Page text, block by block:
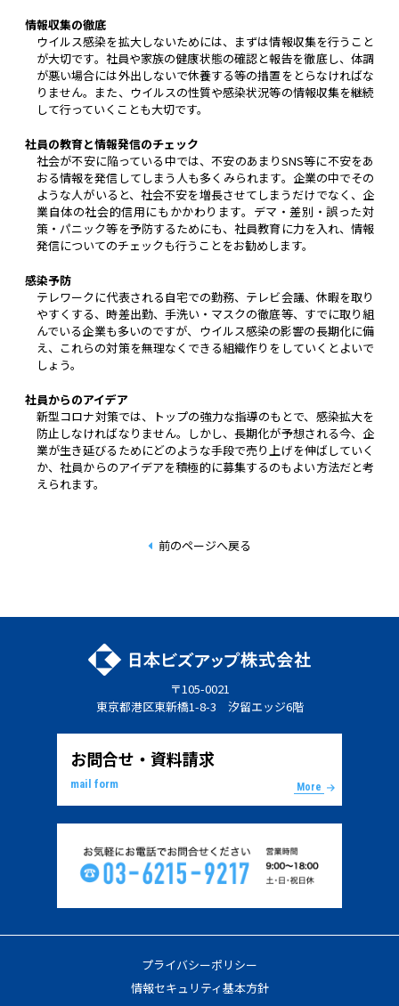
情報収集の徹底
ウイルス感染を拡大しないためには、まずは情報収集を行うこと
が大切です。社員や家族の健康状態の確認と報告を徹底し、体調
が悪い場合には外出しないで休養する等の措置をとらなければな
りません。また、ウイルスの性質や感染状況等の情報収集を継続
して行っていくことも大切です。
社員の教育と情報発信のチェック
社会が不安に陥っている中では、不安のあまりSNS等に不安をあ
おる情報を発信してしまう人も多くみられます。企業の中でその
ような人がいると、社会不安を増長させてしまうだけでなく、企
業自体の社会的信用にもかかわります。デマ・差別・誤った対
策・パニック等を予防するためにも、社員教育に力を入れ、情報
発信についてのチェックも行うことをお勧めします。
感染予防
テレワークに代表される自宅での勤務、テレビ会議、休暇を取り
やすくする、時差出勤、手洗い・マスクの徹底等、すでに取り組
んでいる企業も多いのですが、ウイルス感染の影響の長期化に備
え、これらの対策を無理なくできる組織作りをしていくとよいで
しょう。
社員からのアイデア
新型コロナ対策では、トップの強力な指導のもとで、感染拡大を
防止しなければなりません。しかし、長期化が予想される今、企
業が生き延びるためにどのような手段で売り上げを伸ばしていく
か、社員からのアイデアを積極的に募集するのもよい方法だと考
えられます。
前のページへ戻る
〒105-0021
東京都港区東新橋1-8-3 汐留エッジ6階
お問合せ・資料請求
mail form More
プライバシーポリシー
情報セキュリティ基本方針